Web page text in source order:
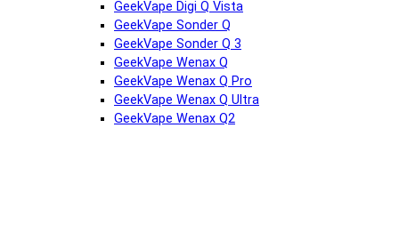
GeekVape Digi Q Vista
GeekVape Sonder Q
GeekVape Sonder Q 3
GeekVape Wenax Q
GeekVape Wenax Q Pro
GeekVape Wenax Q Ultra
GeekVape Wenax Q2